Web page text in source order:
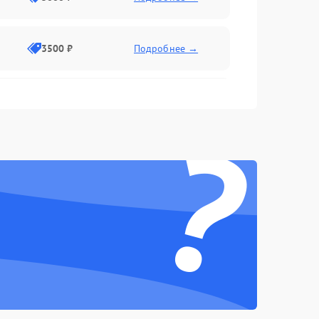
3500 ₽ Подробнее →
2000 ₽ Подробнее →
Подробнее →
Подробнее →
?